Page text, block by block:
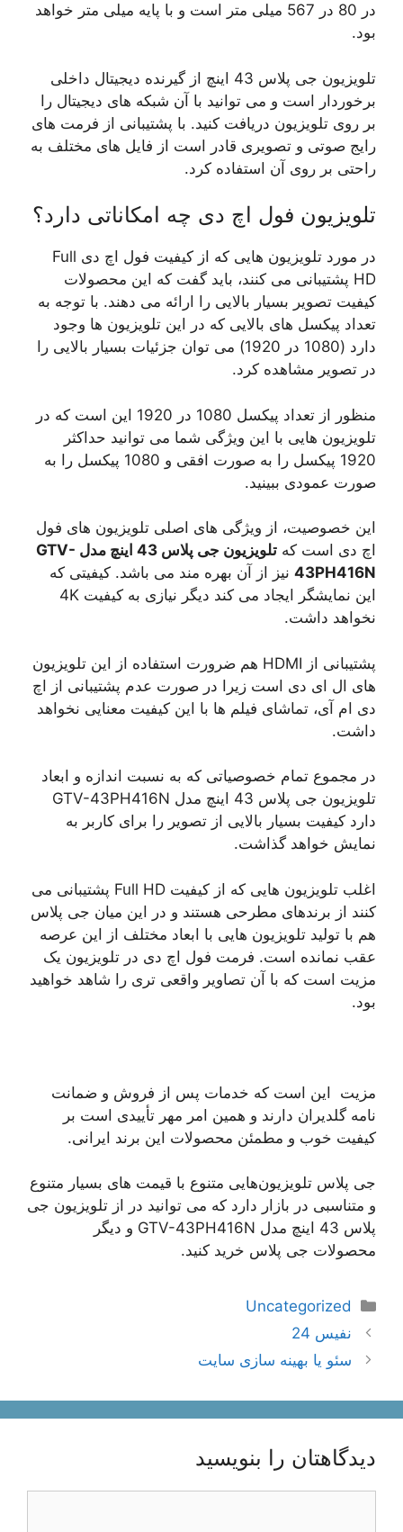
در 80 در 567 میلی متر است و با پایه میلی متر خواهد
بود.
تلویزیون جی پلاس 43 اینچ از گیرنده دیجیتال داخلی
برخوردار است و می توانید با آن شبکه های دیجیتال را
بر روی تلویزیون دریافت کنید. با پشتیبانی از فرمت های
رایج صوتی و تصویری قادر است از فایل های مختلف به
راحتی بر روی آن استفاده کرد.
تلویزیون فول اچ دی چه امکاناتی دارد؟
در مورد تلویزیون هایی که از کیفیت فول اچ دی Full
HD پشتیبانی می کنند، باید گفت که این محصولات
کیفیت تصویر بسیار بالایی را ارائه می دهند. با توجه به
تعداد پیکسل های بالایی که در این تلویزیون ها وجود
دارد (1080 در 1920) می توان جزئیات بسیار بالایی را
در تصویر مشاهده کرد.
منظور از تعداد پیکسل 1080 در 1920 این است که در
تلویزیون هایی با این ویژگی شما می توانید حداکثر
1920 پیکسل را به صورت افقی و 1080 پیکسل را به
صورت عمودی ببینید.
این خصوصیت، از ویژگی های اصلی تلویزیون های فول
اچ دی است که
تلویزیون جی پلاس 43 اینچ مدل GTV-
43PH416N نیز از آن بهره مند می باشد. کیفیتی که
این نمایشگر ایجاد می کند دیگر نیازی به کیفیت 4K
نخواهد داشت.
پشتیبانی از HDMI هم ضرورت استفاده از این تلویزیون
های ال ای دی است زیرا در صورت عدم پشتیبانی از اچ
دی ام آی، تماشای فیلم ها با این کیفیت معنایی نخواهد
داشت.
در مجموع تمام خصوصیاتی که به نسبت اندازه و ابعاد
تلویزیون جی پلاس 43 اینچ مدل GTV-43PH416N
دارد کیفیت بسیار بالایی از تصویر را برای کاربر به
نمایش خواهد گذاشت.
اغلب تلویزیون هایی که از کیفیت Full HD پشتیبانی می
کنند از برندهای مطرحی هستند و در این میان جی پلاس
هم با تولید تلویزیون هایی با ابعاد مختلف از این عرصه
عقب نمانده است. فرمت فول اچ دی در تلویزیون یک
مزیت است که با آن تصاویر واقعی تری را شاهد خواهید
بود.
مزیت این است که خدمات پس از فروش و ضمانت
‌نامه گلدیران دارند و همین امر مهر تأییدی است بر
کیفیت خوب و مطمئن محصولات این برند ایرانی.
جی پلاس تلویزیون‌هایی متنوع با قیمت ‌های بسیار متنوع
و متناسبی در بازار دارد که می توانید در از تلویزیون جی
پلاس 43 اینچ مدل GTV-43PH416N و دیگر
محصولات جی پلاس خرید کنید.
دسته‌ها
Uncategorized
ناوبری
نوشته‌ها
نفیس 24
سئو یا بهینه سازی سایت
دیدگاهتان را بنویسید